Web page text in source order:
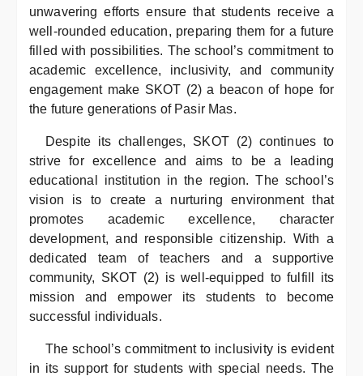
unwavering efforts ensure that students receive a
well-rounded education, preparing them for a future
filled with possibilities. The school’s commitment to
academic excellence, inclusivity, and community
engagement make SKOT (2) a beacon of hope for
the future generations of Pasir Mas.
Despite its challenges, SKOT (2) continues to
strive for excellence and aims to be a leading
educational institution in the region. The school’s
vision is to create a nurturing environment that
promotes academic excellence, character
development, and responsible citizenship. With a
dedicated team of teachers and a supportive
community, SKOT (2) is well-equipped to fulfill its
mission and empower its students to become
successful individuals.
The school’s commitment to inclusivity is evident
in its support for students with special needs. The